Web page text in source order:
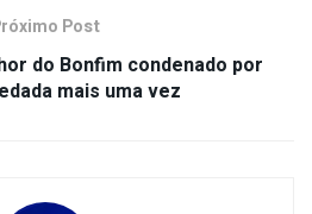
Post
do Bonfim condenado por
mais uma vez